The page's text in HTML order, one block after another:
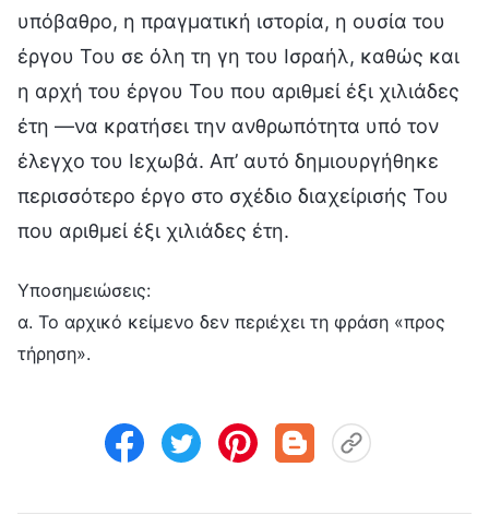
υπόβαθρο, η πραγματική ιστορία, η ουσία του
έργου Του σε όλη τη γη του Ισραήλ, καθώς και
η αρχή του έργου Του που αριθμεί έξι χιλιάδες
έτη —να κρατήσει την ανθρωπότητα υπό τον
έλεγχο του Ιεχωβά. Απ’ αυτό δημιουργήθηκε
περισσότερο έργο στο σχέδιο διαχείρισής Του
που αριθμεί έξι χιλιάδες έτη.
Υποσημειώσεις:
α. Το αρχικό κείμενο δεν περιέχει τη φράση «προς
τήρηση».